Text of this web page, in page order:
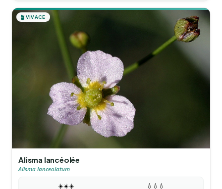
🪴 VIVACE
Alisma lancéolée
Alisma lanceolatum
☀️☀️☀️ 💧 💧 💧